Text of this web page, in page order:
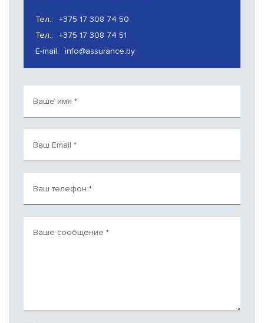
Тел.:
+375 17 308 74 50
Тел.:
+375 17 308 74 51
E-mail:
info@assurance.by
Ваше имя *
Ваш Email *
Ваш телефон *
Ваше сообщение *